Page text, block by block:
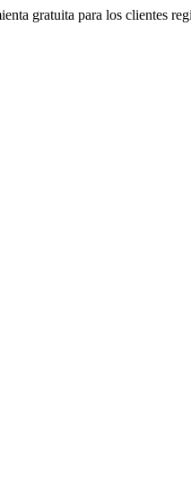
gratuita para los clientes